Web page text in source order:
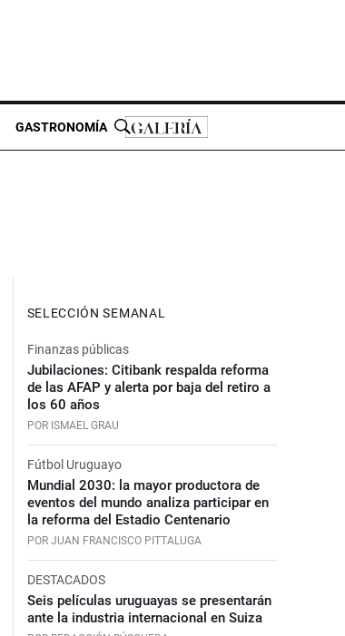
GASTRONOMÍA
SELECCIÓN SEMANAL
Finanzas públicas
Jubilaciones: Citibank respalda reforma
de las AFAP y alerta por baja del retiro a
los 60 años
POR ISMAEL GRAU
Fútbol Uruguayo
Mundial 2030: la mayor productora de
eventos del mundo analiza participar en
la reforma del Estadio Centenario
POR JUAN FRANCISCO PITTALUGA
DESTACADOS
Seis películas uruguayas se presentarán
ante la industria internacional en Suiza